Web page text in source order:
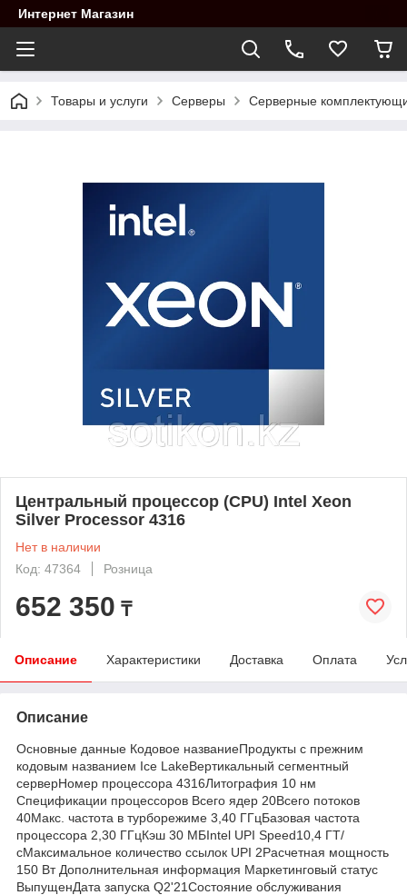
Интернет Магазин
Товары и услуги Cерверы Серверные
Центральный процессор (CPU) Intel Xeon
Silver Processor 4316
Нет в наличии
Код: 47364
Розница
652 350 ₸
Описание Характеристики Доставка Оплата
Описание
Основные данные Кодовое названиеПродукты с прежним
кодовым названием Ice LakeВертикальный сегментный
серверНомер процессора 4316Литография 10 нм
Спецификации процессоров Всего ядер 20Всего потоков
40Макс. частота в турборежиме 3,40 ГГцБазовая частота
процессора 2,30 ГГцКэш 30 МБIntel UPI Speed10,4 ГТ/
сМаксимальное количество ссылок UPI 2Расчетная мощность
150 Вт Дополнительная информация Маркетинговый статус
ВыпущенДата запуска Q2'21Состояние обслуживания